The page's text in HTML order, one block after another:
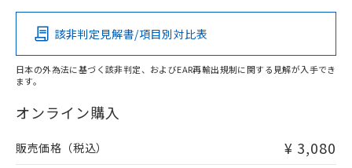
O
在庫等で未対応品が混在する可能性があります。
問い合わせください。
該非判定見解書/項目別対比表
日本の外為法に基づく該非判定、およびEAR再輸出規制に関する見解が入手でき
ます。
オンライン購入
販売価格（税込） ¥ 3,080